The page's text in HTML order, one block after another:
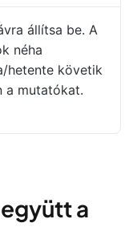
állítsa be. A
néha
hetente követik
a mutatókat.
a